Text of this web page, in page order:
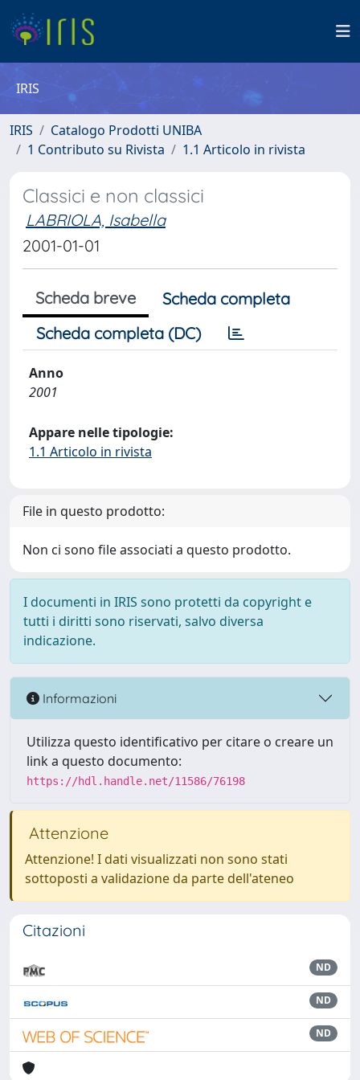
IRIS
IRIS
Catalogo Prodotti UNIBA
1 Contributo su Rivista
1.1 Articolo in rivista
Classici e non classici
LABRIOLA, Isabella
2001-01-01
Scheda breve
Scheda completa
Scheda completa (DC)
Anno
2001
Appare nelle tipologie:
1.1 Articolo in rivista
File in questo prodotto:
Non ci sono file associati a questo prodotto.
I documenti in IRIS sono protetti da copyright e
tutti i diritti sono riservati, salvo diversa
indicazione.
Informazioni
Utilizza questo identificativo per citare o creare un
link a questo documento:
https://hdl.handle.net/11586/76198
Attenzione
Attenzione! I dati visualizzati non sono stati
sottoposti a validazione da parte dell'ateneo
Citazioni
ND
ND
ND